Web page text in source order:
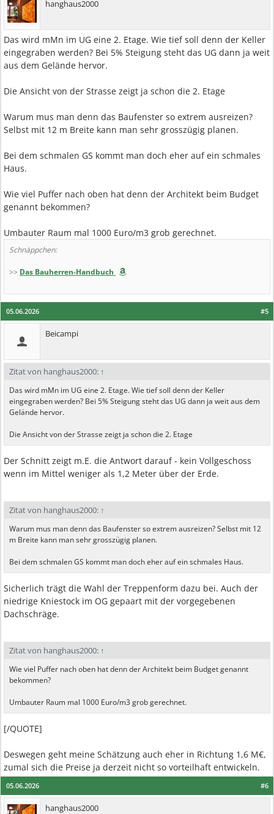
hanghaus2000
Das wird mMn im UG eine 2. Etage. Wie tief soll denn der Keller
eingegraben werden? Bei 5% Steigung steht das UG dann ja weit
aus dem Gelände hervor.
Die Ansicht von der Strasse zeigt ja schon die 2. Etage
Warum mus man denn das Baufenster so extrem ausreizen?
Selbst mit 12 m Breite kann man sehr grosszügig planen.
Bei dem schmalen GS kommt man doch eher auf ein schmales
Haus.
Wie viel Puffer nach oben hat denn der Architekt beim Budget
genannt bekommen?
Umbauter Raum mal 1000 Euro/m3 grob gerechnet.
Schnäppchen:
>> Das Bauherren-Handbuch
#5
05.06.2026
Beicampi
Zitat von hanghaus2000: ↑
Das wird mMn im UG eine 2. Etage. Wie tief soll denn der Keller
eingegraben werden? Bei 5% Steigung steht das UG dann ja weit aus dem
Gelände hervor.
Die Ansicht von der Strasse zeigt ja schon die 2. Etage
Der Schnitt zeigt m.E. die Antwort darauf - kein Vollgeschoss
wenn im Mittel weniger als 1,2 Meter über der Erde.
Zitat von hanghaus2000: ↑
Warum mus man denn das Baufenster so extrem ausreizen? Selbst mit 12
m Breite kann man sehr grosszügig planen.
Bei dem schmalen GS kommt man doch eher auf ein schmales Haus.
Sicherlich trägt die Wahl der Treppenform dazu bei. Auch der
niedrige Kniestock im OG gepaart mit der vorgegebenen
Dachschräge.
Zitat von hanghaus2000: ↑
Wie viel Puffer nach oben hat denn der Architekt beim Budget genannt
bekommen?
Umbauter Raum mal 1000 Euro/m3 grob gerechnet.
[/QUOTE]
Deswegen geht meine Schätzung auch eher in Richtung 1,6 M€,
zumal sich die Preise ja derzeit nicht so vorteilhaft entwickeln.
#6
05.06.2026
hanghaus2000